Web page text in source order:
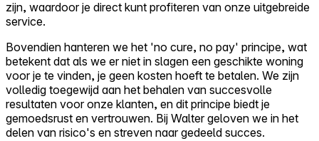
zijn, waardoor je direct kunt profiteren van onze uitgebreide
service.
Bovendien hanteren we het 'no cure, no pay' principe, wat
betekent dat als we er niet in slagen een geschikte woning
voor je te vinden, je geen kosten hoeft te betalen. We zijn
volledig toegewijd aan het behalen van succesvolle
resultaten voor onze klanten, en dit principe biedt je
gemoedsrust en vertrouwen. Bij Walter geloven we in het
delen van risico's en streven naar gedeeld succes.